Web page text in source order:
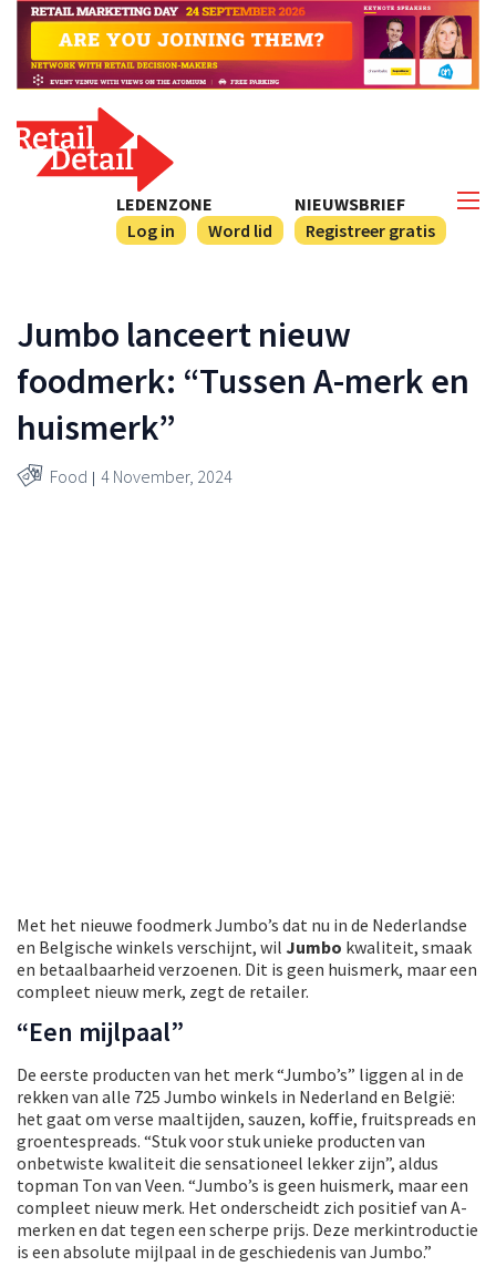
NIEUWSBRIEF
Registreer gratis
LEDENZONE
Log in
Word lid
Jumbo lanceert nieuw
foodmerk: “Tussen A-merk en
huismerk”
Food 4 November, 2024
Met het nieuwe foodmerk Jumbo’s dat nu in de Nederlandse
en Belgische winkels verschijnt, wil Jumbo kwaliteit, smaak
en betaalbaarheid verzoenen. Dit is geen huismerk, maar een
compleet nieuw merk, zegt de retailer.
“Een mijlpaal”
De eerste producten van het merk “Jumbo’s” liggen al in de
rekken van alle 725 Jumbo winkels in Nederland en België:
het gaat om verse maaltijden, sauzen, koffie, fruitspreads en
groentespreads. “Stuk voor stuk unieke producten van
onbetwiste kwaliteit die sensationeel lekker zijn”, aldus
topman Ton van Veen. “Jumbo’s is geen huismerk, maar een
compleet nieuw merk. Het onderscheidt zich positief van A-
merken en dat tegen een scherpe prijs. Deze merkintroductie
is een absolute mijlpaal in de geschiedenis van Jumbo.”